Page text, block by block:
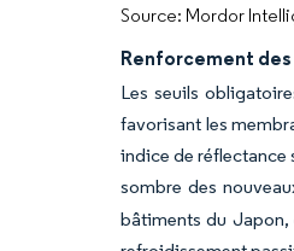
Source: Mordor
Renforcement
Les seuils
favorisant les
indice de réflectance
sombre des
bâtiments du Japon,